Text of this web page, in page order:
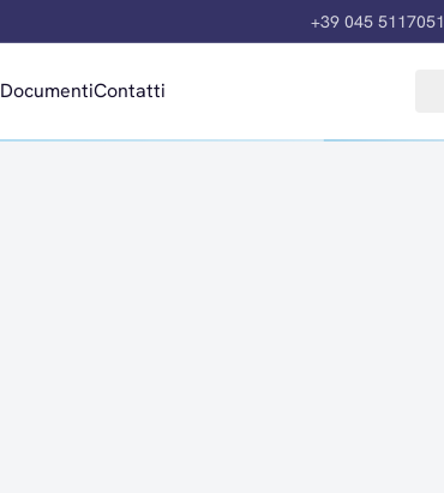
+39 045 5117051
DocumentiContatti